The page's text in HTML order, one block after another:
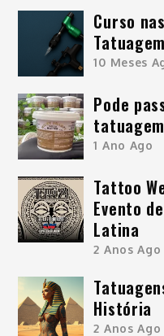
Curso
10 Meses
Pode
1 Ano Ago
Tattoo
Evento
Latina
2 Anos Ago
História
2 Anos Ago